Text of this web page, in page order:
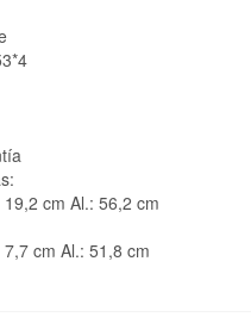
cm Al.: 56,2 cm
cm Al.: 51,8 cm